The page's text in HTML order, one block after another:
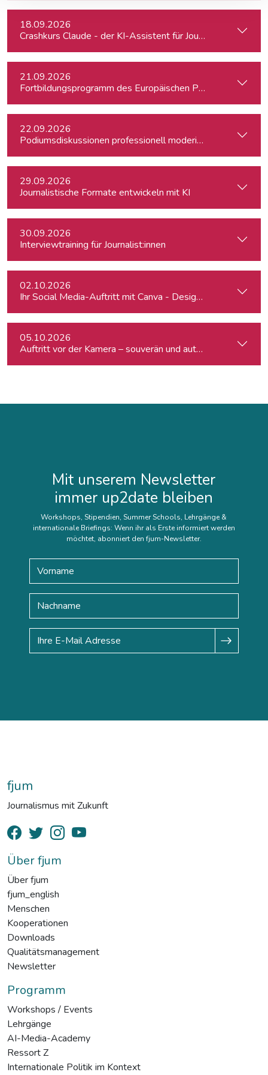
18.09.2026
Crashkurs Claude - der KI-Assistent für Journalist:innen
21.09.2026
Fortbildungsprogramm des Europäischen Parlaments für
22.09.2026
Podiumsdiskussionen professionell moderieren
29.09.2026
Journalistische Formate entwickeln mit KI
30.09.2026
Interviewtraining für Journalist:innen
02.10.2026
Ihr Social Media-Auftritt mit Canva - Designs für Instagram,
05.10.2026
Auftritt vor der Kamera – souverän und authentisch
Mit unserem Newsletter
immer up2date bleiben
Workshops, Stipendien, Summer Schools, Lehrgänge &
internationale Briefings: Wenn ihr als Erste informiert werden
möchtet, abonniert den fjum-Newsletter.
fjum
Journalismus mit Zukunft
Über fjum
Über fjum
fjum_english
Menschen
Kooperationen
Downloads
Qualitätsmanagement
Newsletter
Programm
Workshops / Events
Lehrgänge
AI-Media-Academy
Ressort Z
Internationale Politik im Kontext